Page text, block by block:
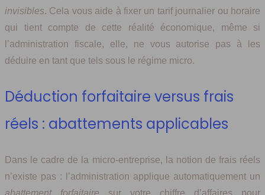
invisibles. Cela vous aide à fixer un tarif journalier ou horaire
qui tient compte de cette réalité économique, même si
l’administration fiscale, elle, ne vous autorise pas à les
déduire en tant que tels sous le régime micro.
Déduction forfaitaire versus frais
réels : abattements applicables
Dans le cadre de la micro-entreprise, la notion de frais réels
n’existe pas : l’administration applique automatiquement un
abattement forfaitaire sur votre chiffre d’affaires pour